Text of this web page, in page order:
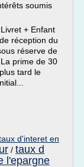
soumis
+ Enfant
réception du
réserve de
prime de 30
tard le
d'interet en
/ taux d
l'epargne